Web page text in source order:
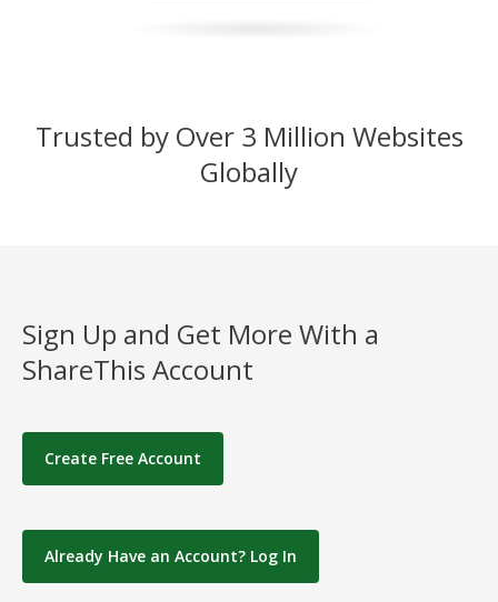
Trusted by Over 3 Million Websites
Globally
Sign Up and Get More With a
ShareThis Account
Create Free Account
Already Have an Account? Log In